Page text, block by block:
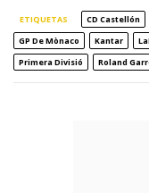
ETIQUETAS CD Castellón
GP De Mònaco
Kantar
Primera Divisió
Roland